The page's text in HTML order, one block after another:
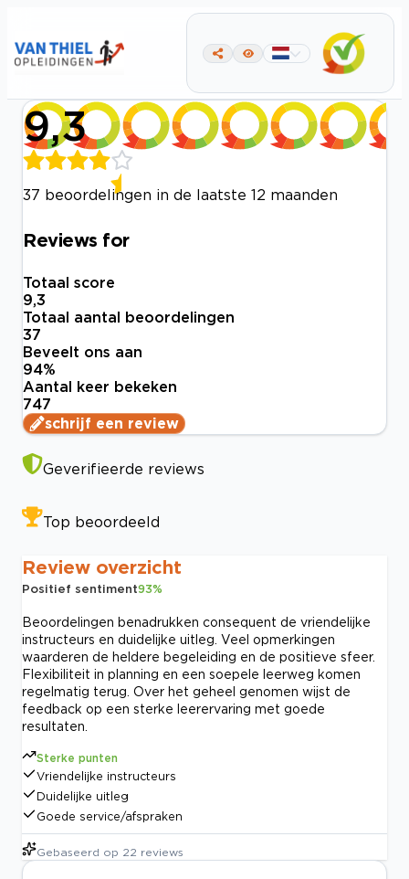
9,3
37 beoordelingen in de laatste 12 maanden
Reviews for
Totaal score
9,3
Totaal aantal beoordelingen
37
Beveelt ons aan
94%
Aantal keer bekeken
747
schrijf een review
Geverifieerde reviews
Top beoordeeld
Review overzicht
Positief sentiment93%
Beoordelingen benadrukken consequent de vriendelijke
instructeurs en duidelijke uitleg. Veel opmerkingen
waarderen de heldere begeleiding en de positieve sfeer.
Flexibiliteit in planning en een soepele leerweg komen
regelmatig terug. Over het geheel genomen wijst de
feedback op een sterke leerervaring met goede
resultaten.
Sterke punten
Vriendelijke instructeurs
Duidelijke uitleg
Goede service/afspraken
Gebaseerd op 22 reviews